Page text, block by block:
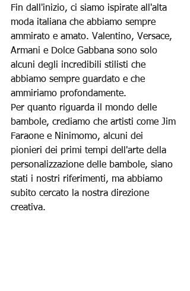
Fin dall'inizio, ci siamo ispirate all'alta
moda italiana che abbiamo sempre
ammirato e amato. Valentino, Versace,
Armani e Dolce Gabbana sono solo
alcuni degli incredibili stilisti che
abbiamo sempre guardato e che
ammiriamo profondamente.
Per quanto riguarda il mondo delle
bambole, crediamo che artisti come Jim
Faraone e Ninimomo, alcuni dei
pionieri dei primi tempi dell'arte della
personalizzazione delle bambole, siano
stati i nostri riferimenti, ma abbiamo
subito cercato la nostra direzione
creativa.